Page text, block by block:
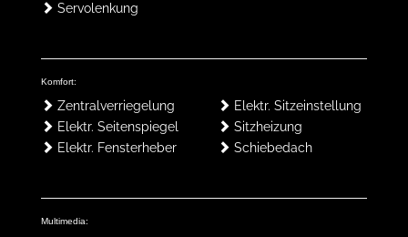
Servolenkung
Komfort:
Zentralverriegelung
Elektr. Sitzeinstellung
Elektr. Seitenspiegel
Sitzheizung
Elektr. Fensterheber
Schiebedach
Multimedia: